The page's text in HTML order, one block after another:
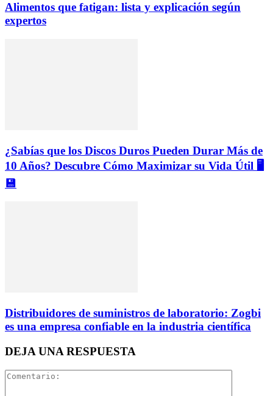
Alimentos que fatigan: lista y explicación según
expertos
¿Sabías que los Discos Duros Pueden Durar Más de
10 Años? Descubre Cómo Maximizar su Vida Útil 🖥️
💾
Distribuidores de suministros de laboratorio: Zogbi
es una empresa confiable en la industria científica
DEJA UNA RESPUESTA